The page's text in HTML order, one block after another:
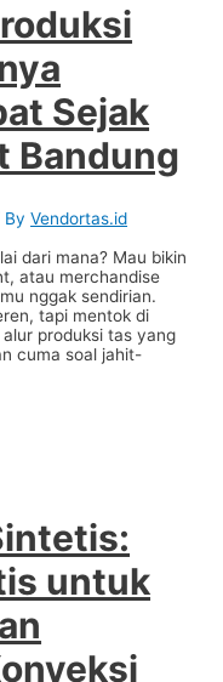
Sejak
Bandung
ByVendortas.id
dari mana? Mau bikin
atau merchandise
nggak sendirian.
tapi mentok di
produksi tas yang
cuma soal jahit-
untuk